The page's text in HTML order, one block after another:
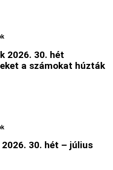
2026. 30. hét
a számokat húzták
30. hét – július